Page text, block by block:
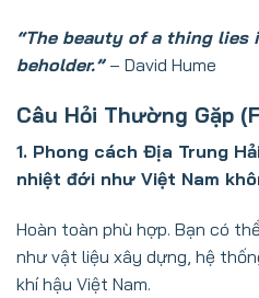
“The beauty of a thing lies
beholder.” – David Hume
Câu Hỏi Thường Gặp
1. Phong cách Địa Trung
nhiệt đới như Việt Nam
Hoàn toàn phù hợp. Bạn có
như vật liệu xây dựng, hệ
khí hậu Việt Nam.